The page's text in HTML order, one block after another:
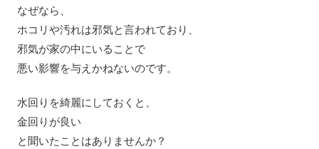
なぜなら、
ホコリや汚れは邪気と言われており、
邪気が家の中にいることで
悪い影響を与えかねないのです。
水回りを綺麗にしておくと、
金回りが良い
と聞いたことはありませんか？